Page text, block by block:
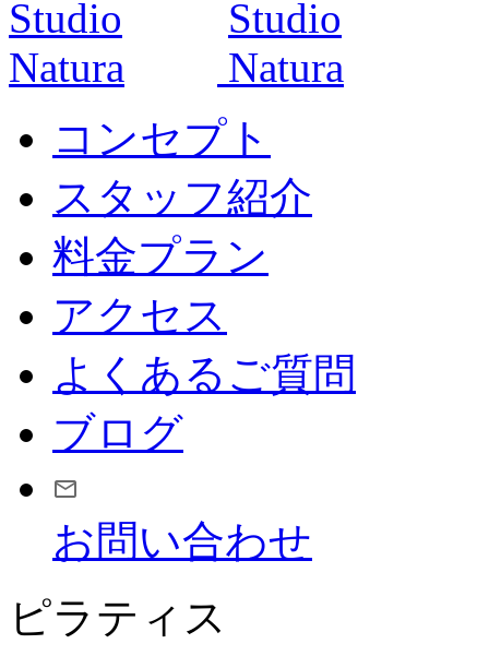
コンセプト
スタッフ紹介
料金プラン
アクセス
よくあるご質問
ブログ
お問い合わせ
ピラティス